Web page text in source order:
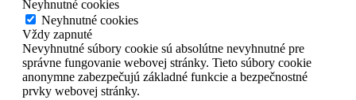
Neyhnutné cookies
Neyhnutné cookies
Vždy zapnuté
Nevyhnutné súbory cookie sú absolútne nevyhnutné pre
správne fungovanie webovej stránky. Tieto súbory cookie
anonymne zabezpečujú základné funkcie a bezpečnostné
prvky webovej stránky.